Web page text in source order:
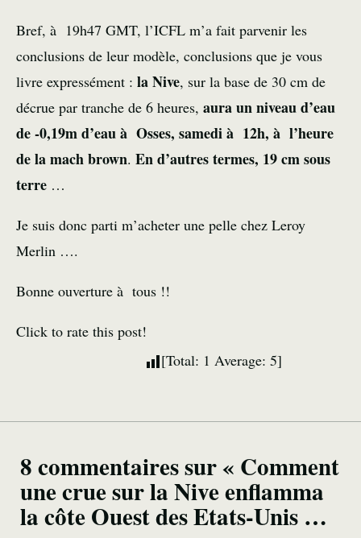
Bref, à 19h47 GMT, l’ICFL m’a fait parvenir les
conclusions de leur modèle, conclusions que je vous
livre expressément : la Nive, sur la base de 30 cm de
décrue par tranche de 6 heures, aura un niveau d’eau
de -0,19m d’eau à Osses, samedi à 12h, à l’heure
de la mach brown. En d’autres termes, 19 cm sous
terre …
Je suis donc parti m’acheter une pelle chez Leroy
Merlin ….
Bonne ouverture à tous !!
Click to rate this post!
[Total: 1 Average: 5]
8 commentaires sur « Comment
une crue sur la Nive enflamma
la côte Ouest des Etats-Unis …